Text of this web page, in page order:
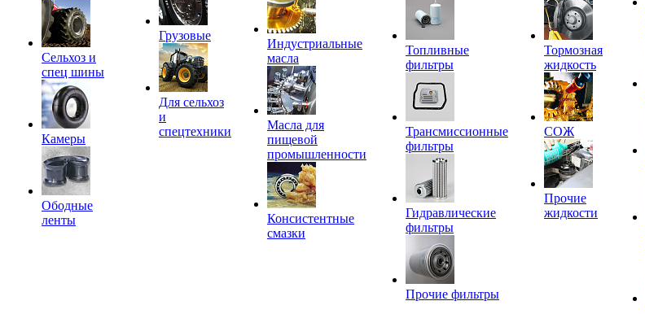
Сельхоз и
спец шины
Камеры
Ободные
ленты
Грузовые
Для сельхоз
и
спецтехники
Индустриальные
масла
Масла для
пищевой
промышленности
Консистентные
смазки
Топливные
фильтры
Трансмиссионные
фильтры
Гидравлические
фильтры
Прочие фильтры
Тормозная
жидкость
СОЖ
Прочие
жидкости